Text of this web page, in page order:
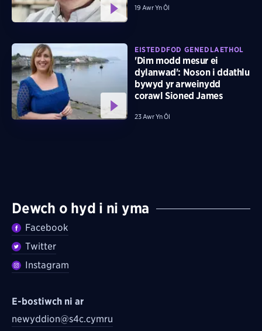
19 Awr Yn Ôl
EISTEDDFOD GENEDLAETHOL
'Dim modd mesur ei
dylanwad': Noson i ddathlu
bywyd yr arweinydd
corawl Sioned James
23 Awr Yn Ôl
Dewch o hyd i ni yma
Facebook
Twitter
Instagram
E-bostiwch ni ar
newyddion@s4c.cymru